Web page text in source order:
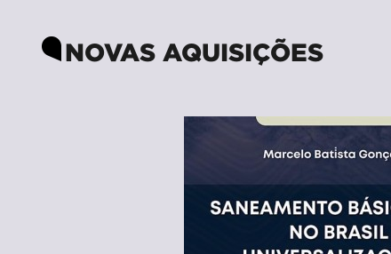
NOVAS AQUISIÇÕES